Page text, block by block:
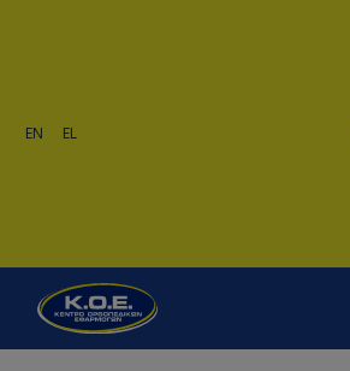
EN EL